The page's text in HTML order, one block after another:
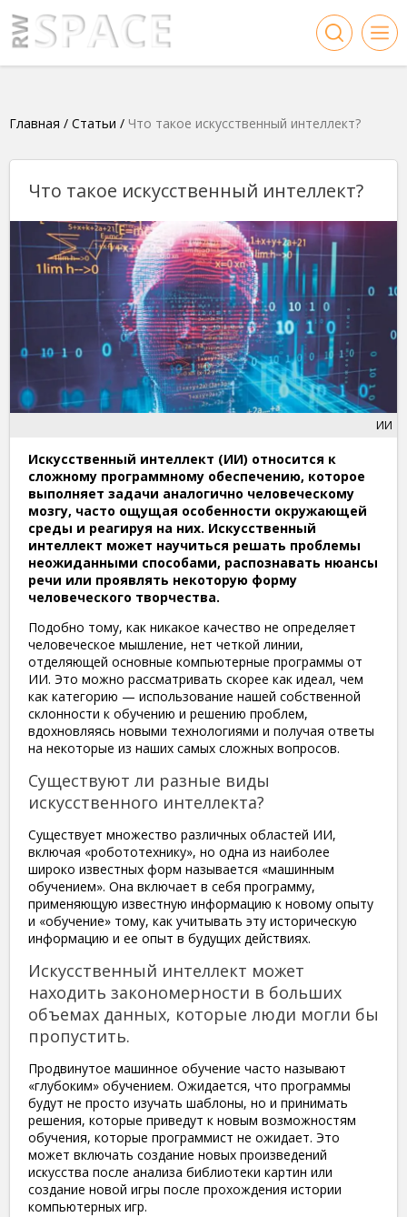
Главная / Статьи / Что такое искусственный интеллект?
Что такое искусственный интеллект?
ИИ
Искусственный интеллект (ИИ) относится к
сложному программному обеспечению, которое
выполняет задачи аналогично человеческому
мозгу, часто ощущая особенности окружающей
среды и реагируя на них. Искусственный
интеллект может научиться решать проблемы
неожиданными способами, распознавать нюансы
речи или проявлять некоторую форму
человеческого творчества.
Подобно тому, как никакое качество не определяет
человеческое мышление, нет четкой линии,
отделяющей основные компьютерные программы от
ИИ. Это можно рассматривать скорее как идеал, чем
как категорию — использование нашей собственной
склонности к обучению и решению проблем,
вдохновляясь новыми технологиями и получая ответы
на некоторые из наших самых сложных вопросов.
Существуют ли разные виды
искусственного интеллекта?
Существует множество различных областей ИИ,
включая «робототехнику», но одна из наиболее
широко известных форм называется «машинным
обучением». Она включает в себя программу,
применяющую известную информацию к новому опыту
и «обучение» тому, как учитывать эту историческую
информацию и ее опыт в будущих действиях.
Искусственный интеллект может
находить закономерности в больших
объемах данных, которые люди могли бы
пропустить.
Продвинутое машинное обучение часто называют
«глубоким» обучением. Ожидается, что программы
будут не просто изучать шаблоны, но и принимать
решения, которые приведут к новым возможностям
обучения, которые программист не ожидает. Это
может включать создание новых произведений
искусства после анализа библиотеки картин или
создание новой игры после прохождения истории
компьютерных игр.